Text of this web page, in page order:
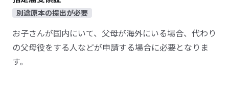
別途原本の提出が必要
お子さんが国内にいて、父母が海外にいる場合、代わり
の父母役をする人などが申請する場合に必要となりま
す。